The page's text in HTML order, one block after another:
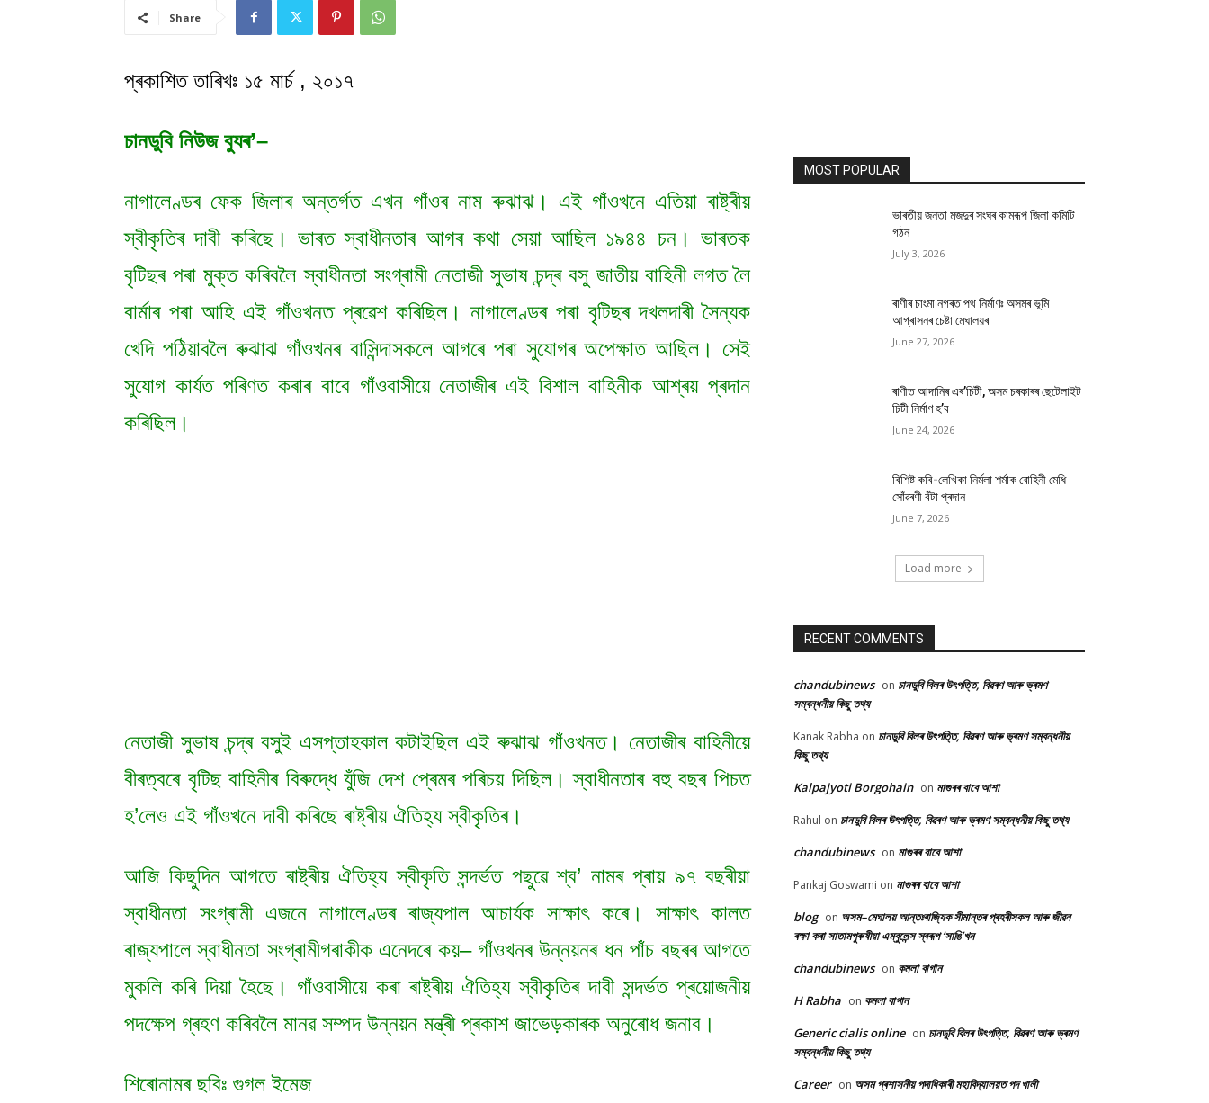
Share
প্ৰকাশিত তাৰিখঃ ১৫ মাৰ্চ , ২০১৭
চানডুবি নিউজ ব্যুৰ’–
নাগালেণ্ডৰ ফেক জিলাৰ অন্তৰ্গত এখন গাঁওৰ নাম ৰুঝাঝ। এই গাঁওখনে এতিয়া ৰাষ্ট্ৰীয়
স্বীকৃতিৰ দাবী কৰিছে। ভাৰত স্বাধীনতাৰ আগৰ কথা সেয়া আছিল ১৯৪৪ চন। ভাৰতক
বৃটিছৰ পৰা মুক্ত কৰিবলৈ স্বাধীনতা সংগ্ৰামী নেতাজী সুভাষ চন্দ্ৰ বসু জাতীয় বাহিনী লগত লৈ
বাৰ্মাৰ পৰা আহি এই গাঁওখনত প্ৰৱেশ কৰিছিল। নাগালেণ্ডৰ পৰা বৃটিছৰ দখলদাৰী সৈন্যক
খেদি পঠিয়াবলৈ ৰুঝাঝ গাঁওখনৰ বাসিন্দাসকলে আগৰে পৰা সুযোগৰ অপেক্ষাত আছিল। সেই
সুযোগ কাৰ্যত পৰিণত কৰাৰ বাবে গাঁওবাসীয়ে নেতাজীৰ এই বিশাল বাহিনীক আশ্ৰয় প্ৰদান
কৰিছিল।
নেতাজী সুভাষ চন্দ্ৰ বসুই এসপ্তাহকাল কটাইছিল এই ৰুঝাঝ গাঁওখনত। নেতাজীৰ বাহিনীয়ে
বীৰত্বৰে বৃটিছ বাহিনীৰ বিৰুদ্ধে যুঁজি দেশ প্ৰেমৰ পৰিচয় দিছিল। স্বাধীনতাৰ বহু বছৰ পিচত
হ’লেও এই গাঁওখনে দাবী কৰিছে ৰাষ্ট্ৰীয় ঐতিহ্য স্বীকৃতিৰ।
আজি কিছুদিন আগতে ৰাষ্ট্ৰীয় ঐতিহ্য স্বীকৃতি সন্দৰ্ভত পছুৱে শ্ব’ নামৰ প্ৰায় ৯৭ বছৰীয়া
স্বাধীনতা সংগ্ৰামী এজনে নাগালেণ্ডৰ ৰাজ্যপাল আচাৰ্যক সাক্ষাৎ কৰে। সাক্ষাৎ কালত
ৰাজ্যপালে স্বাধীনতা সংগ্ৰামীগৰাকীক এনেদৰে কয়– গাঁওখনৰ উন্নয়নৰ ধন পাঁচ বছৰৰ আগতে
মুকলি কৰি দিয়া হৈছে। গাঁওবাসীয়ে কৰা ৰাষ্ট্ৰীয় ঐতিহ্য স্বীকৃতিৰ দাবী সন্দৰ্ভত প্ৰয়োজনীয়
পদক্ষেপ গ্ৰহণ কৰিবলৈ মানৱ সম্পদ উন্নয়ন মন্ত্ৰী প্ৰকাশ জাভেড়কাৰক অনুৰোধ জনাব।
শিৰোনামৰ ছবিঃ গুগল ইমেজ
MOST POPULAR
ভাৰতীয় জনতা মজদুৰ সংঘৰ কামৰূপ জিলা কমিটি
গঠন
July 3, 2026
ৰাণীৰ চাংমা নগৰত পথ নিৰ্মাণঃ অসমৰ ভূমি
আগ্ৰাসনৰ চেষ্টা মেঘালয়ৰ
June 27, 2026
ৰাণীত আদানিৰ এৰ’চিটী, অসম চৰকাৰৰ ছেটেলাইট
চিটী নিৰ্মাণ হ’ব
June 24, 2026
বিশিষ্ট কবি-লেখিকা নিৰ্মলা শৰ্মাক ৰোহিনী মেধি
সোঁৱৰণী বঁটা প্ৰদান
June 7, 2026
Load more
RECENT COMMENTS
chandubinews on চানডুবি বিলৰ উৎপত্তি, বিৱৰণ আৰু ভ্ৰমণ
সম্বন্ধনীয় কিছু তথ্য
Kanak Rabha on চানডুবি বিলৰ উৎপত্তি, বিৱৰণ আৰু ভ্ৰমণ সম্বন্ধনীয়
কিছু তথ্য
Kalpajyoti Borgohain on মাগুৰৰ বাবে আশা
Rahul on চানডুবি বিলৰ উৎপত্তি, বিৱৰণ আৰু ভ্ৰমণ সম্বন্ধনীয় কিছু তথ্য
chandubinews on মাগুৰৰ বাবে আশা
Pankaj Goswami on মাগুৰৰ বাবে আশা
blog on অসম–মেঘালয় আন্তঃৰাজ্যিক সীমান্তৰ প্ৰহৰীসকল আৰু জীৱন
ৰক্ষা কৰা সাতামপুৰুষীয়া এম্বুলেন্স স্বৰূপ ‘সাঙি’খন
chandubinews on কমলা বাগান
H Rabha on কমলা বাগান
Generic cialis online on চানডুবি বিলৰ উৎপত্তি, বিৱৰণ আৰু ভ্ৰমণ
সম্বন্ধনীয় কিছু তথ্য
Career on অসম প্ৰশাসনীয় পদাধিকাৰী মহাবিদ্যালয়ত পদ খালী